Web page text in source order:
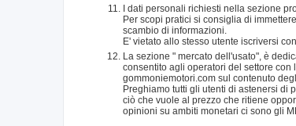
I dati personali richiesti nella sezione
Per scopi pratici si consiglia di
scambio di informazioni.
E' vietato allo stesso utente iscriversi
La sezione " mercato dell'usato", è
consentito agli operatori del settore
gommoniemotori.com sul contenuto
Preghiamo tutti gli utenti di astenersi di
ciò che vuole al prezzo che ritiene
opinioni su ambiti monetari ci sono gli